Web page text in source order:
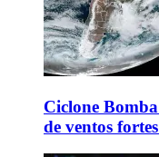
Ciclone
de ventos